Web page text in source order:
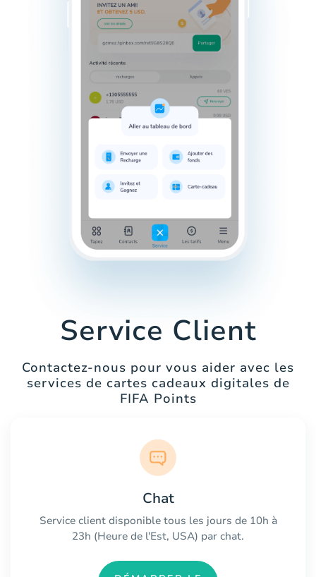
Service Client
Contactez-nous pour vous aider avec les
services de cartes cadeaux digitales de
FIFA Points
Chat
Service client disponible tous les jours de 10h à
23h (Heure de l'Est, USA) par chat.